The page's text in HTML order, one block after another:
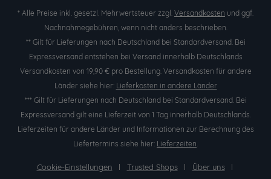
* Alle Preise inkl. gesetzl. Mehrwertsteuer zzgl. Versandkosten und ggf.
Nachnahmegebühren, wenn nicht anders beschrieben.
** Gilt für Lieferungen nach Deutschland bei Standardversand. Bei
Expressversand entstehen bei Versand innerhalb Deutschlands
Versandkosten von 19,90 € pro Bestellung. Versandkosten für andere
Länder siehe hier: Lieferkosten in andere Länder
*** Gilt für Lieferungen nach Deutschland bei Standardversand. Bei
Expressversand gilt eine Lieferzeit von 1 Tag innerhalb Deutschlands.
Lieferzeiten für andere Länder und Informationen zur Berechnung des
Liefertermins siehe hier: Lieferzeiten.
Cookie-Einstellungen Trusted Shops
Über uns